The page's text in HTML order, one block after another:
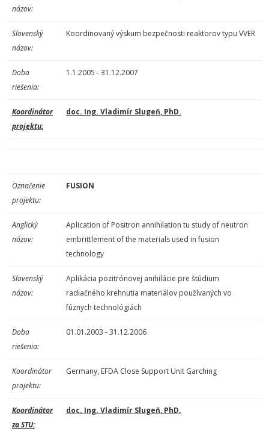
názov:
Slovenský
názov:
Koordinovaný výskum bezpečnosti reaktorov typu VVER
Doba
riešenia:
1.1.2005 - 31.12.2007
Koordinátor
projektu:
doc. Ing. Vladimír Slugeň, PhD.
Označenie
projektu:
FUSION
Anglický
názov:
Aplication of Positron annihilation tu study of neutron
embrittlement of the materials used in fusion
technology
Slovenský
názov:
Aplikácia pozitrónovej anihilácie pre štúdium
radiačného krehnutia materiálov používaných vo
fúznych technológiách
Doba
riešenia:
01.01.2003 - 31.12.2006
Koordinátor
projektu:
Germany, EFDA Close Support Unit Garching
Koordinátor
za STU:
doc. Ing. Vladimír Slugeň, PhD.